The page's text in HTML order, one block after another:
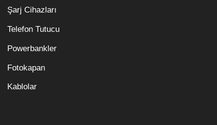
Şarj Cihazları
Telefon Tutucu
Powerbankler
Fotokapan
Kablolar